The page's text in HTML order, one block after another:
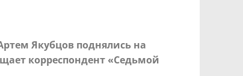
Якубцов поднялись на
корреспондент «Седьмой